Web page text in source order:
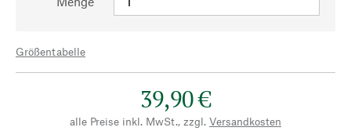
Größentabelle
39,90 €
alle Preise inkl. MwSt., zzgl. Versandkosten